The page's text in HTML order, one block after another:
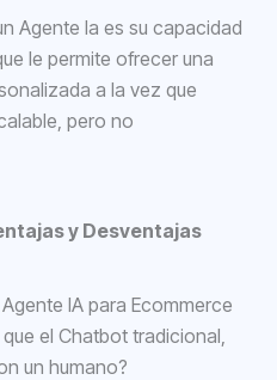
Agente Ia es su capacidad
le permite ofrecer una
a la vez que
pero no
y Desventajas
IA para Ecommerce
el Chatbot tradicional,
un humano?